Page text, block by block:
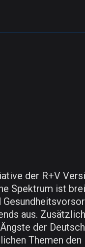
der R+V
Spektrum ist
aus.
der
Themen